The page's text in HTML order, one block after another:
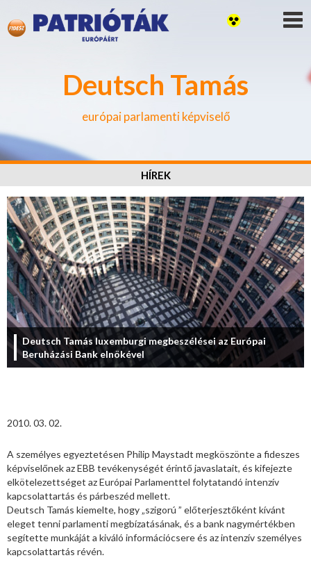
Deutsch Tamás
európai parlamenti képviselő
HÍREK
Deutsch Tamás luxemburgi megbeszélései az Európai
Beruházási Bank elnökével
2010. 03. 02.
A személyes egyeztetésen Philip Maystadt megköszönte a fideszes
képviselőnek az EBB tevékenységét érintő javaslatait, és kifejezte
elkötelezettséget az Európai Parlamenttel folytatandó intenzív
kapcsolattartás és párbeszéd mellett.
Deutsch Tamás kiemelte, hogy „szigorú ” előterjesztőként kívánt
eleget tenni parlamenti megbízatásának, és a bank nagymértékben
segítette munkáját a kiváló információcsere és az intenzív személyes
kapcsolattartás révén.